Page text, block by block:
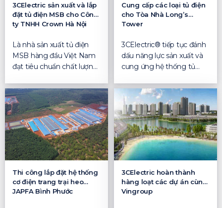
3CElectric sản xuất và lắp
đặt tủ điện MSB cho Công
ty TNHH Crown Hà Nội
Là nhà sản xuất tủ điện
MSB hàng đầu Việt Nam
đạt tiêu chuẩn chất lượng
Cung cấp các loại tủ điện
cho Tòa Nhà Long’s
Tower
3CElectric® tiếp tục đánh
dấu năng lực sản xuất và
cung ứng hệ thống tủ
Thi công lắp đặt hệ thống
cơ điện trang trại heo
JAPFA Bình Phước
3CElectric hoàn thành
hàng loạt các dự án cùng
Vingroup